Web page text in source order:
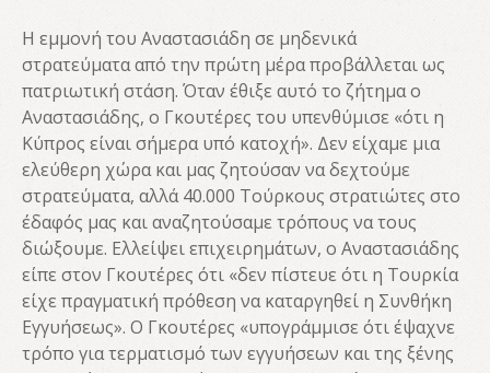
Η εμμονή του Αναστασιάδη σε μηδενικά
στρατεύματα από την πρώτη μέρα προβάλλεται ως
πατριωτική στάση. Όταν έθιξε αυτό το ζήτημα ο
Αναστασιάδης, ο Γκουτέρες του υπενθύμισε «ότι η
Κύπρος είναι σήμερα υπό κατοχή». Δεν είχαμε μια
ελεύθερη χώρα και μας ζητούσαν να δεχτούμε
στρατεύματα, αλλά 40.000 Τούρκους στρατιώτες στο
έδαφός μας και αναζητούσαμε τρόπους να τους
διώξουμε. Ελλείψει επιχειρημάτων, ο Αναστασιάδης
είπε στον Γκουτέρες ότι «δεν πίστευε ότι η Τουρκία
είχε πραγματική πρόθεση να καταργηθεί η Συνθήκη
Εγγυήσεως». Ο Γκουτέρες «υπογράμμισε ότι έψαχνε
τρόπο για τερματισμό των εγγυήσεων και της ξένης